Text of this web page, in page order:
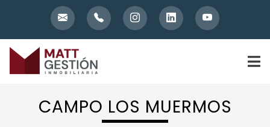
Skip
content
CAMPO LOS MUERMOS